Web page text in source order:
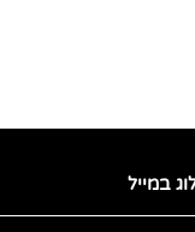
במייל